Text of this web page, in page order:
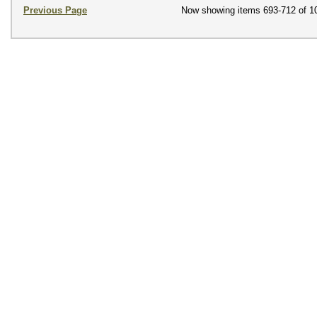
Previous Page Now showing items 693-712 of